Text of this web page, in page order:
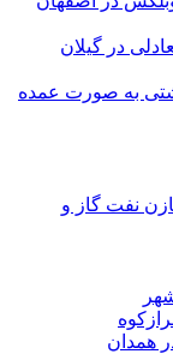
در گیلان
به صورت عمده
نفت گاز و
همدان